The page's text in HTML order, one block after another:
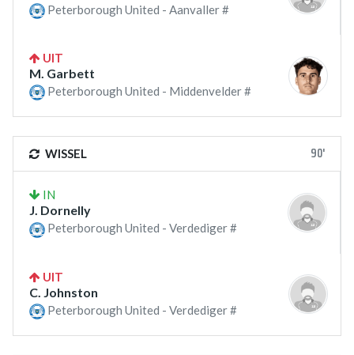
Peterborough United - Aanvaller #
UIT
M. Garbett
Peterborough United - Middenvelder #
WISSEL 90'
IN
J. Dornelly
Peterborough United - Verdediger #
UIT
C. Johnston
Peterborough United - Verdediger #